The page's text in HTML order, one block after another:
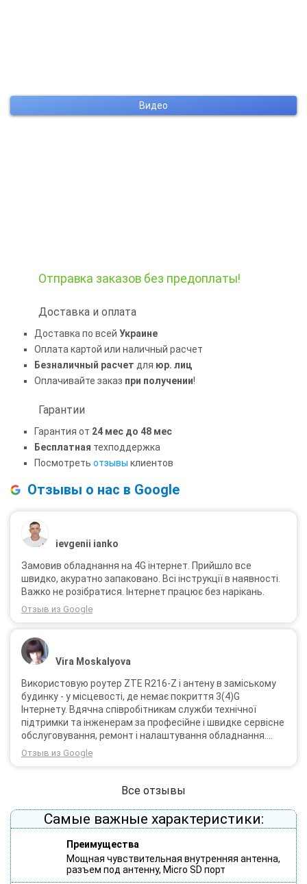
Видео
Отправка заказов без предоплаты!
Доставка и оплата
Доставка по всей Украине
Оплата картой или наличный расчет
Безналичный расчет для юр. лиц
Оплачивайте заказ при получении!
Гарантии
Гарантия от 24 мес до 48 мес
Бесплатная техподдержка
Посмотреть отзывы клиентов
Отзывы о нас в Google
ievgenii ianko
Замовив обладнання на 4G інтернет. Прийшло все
швидко, акуратно запаковано. Всі інструкції в наявності.
Важко не розібратися. Інтернет працює без нарікань.
Отзыв из Google
Vira Moskalyova
Використовую роутер ZTE R216-Z і антену в заміському
будинку - у місцевості, де немає покриття 3(4)G
Інтернету. Вдячна співробітникам служби технічної
підтримки та інженерам за професійне і швидке сервісне
обслуговування, ремонт і налаштування обладнання.
Через 3 роки після покупки я не шкодую про прийняте
тоді рішення придбати обладнання в компанії 3G star
Отзыв из Google
Все отзывы
Самые важные характеристики:
Преимущества
Мощная чувствительная внутренняя антенна,
разъем под антенну, Micro SD порт